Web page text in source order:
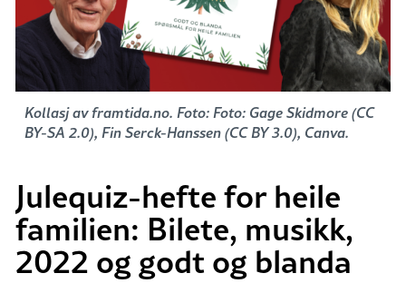
Kollasj av framtida.no. Foto: Foto: Gage Skidmore (CC
BY-SA 2.0), Fin Serck-Hanssen (CC BY 3.0), Canva.
Julequiz-hefte for heile
familien: Bilete, musikk,
2022 og godt og blanda